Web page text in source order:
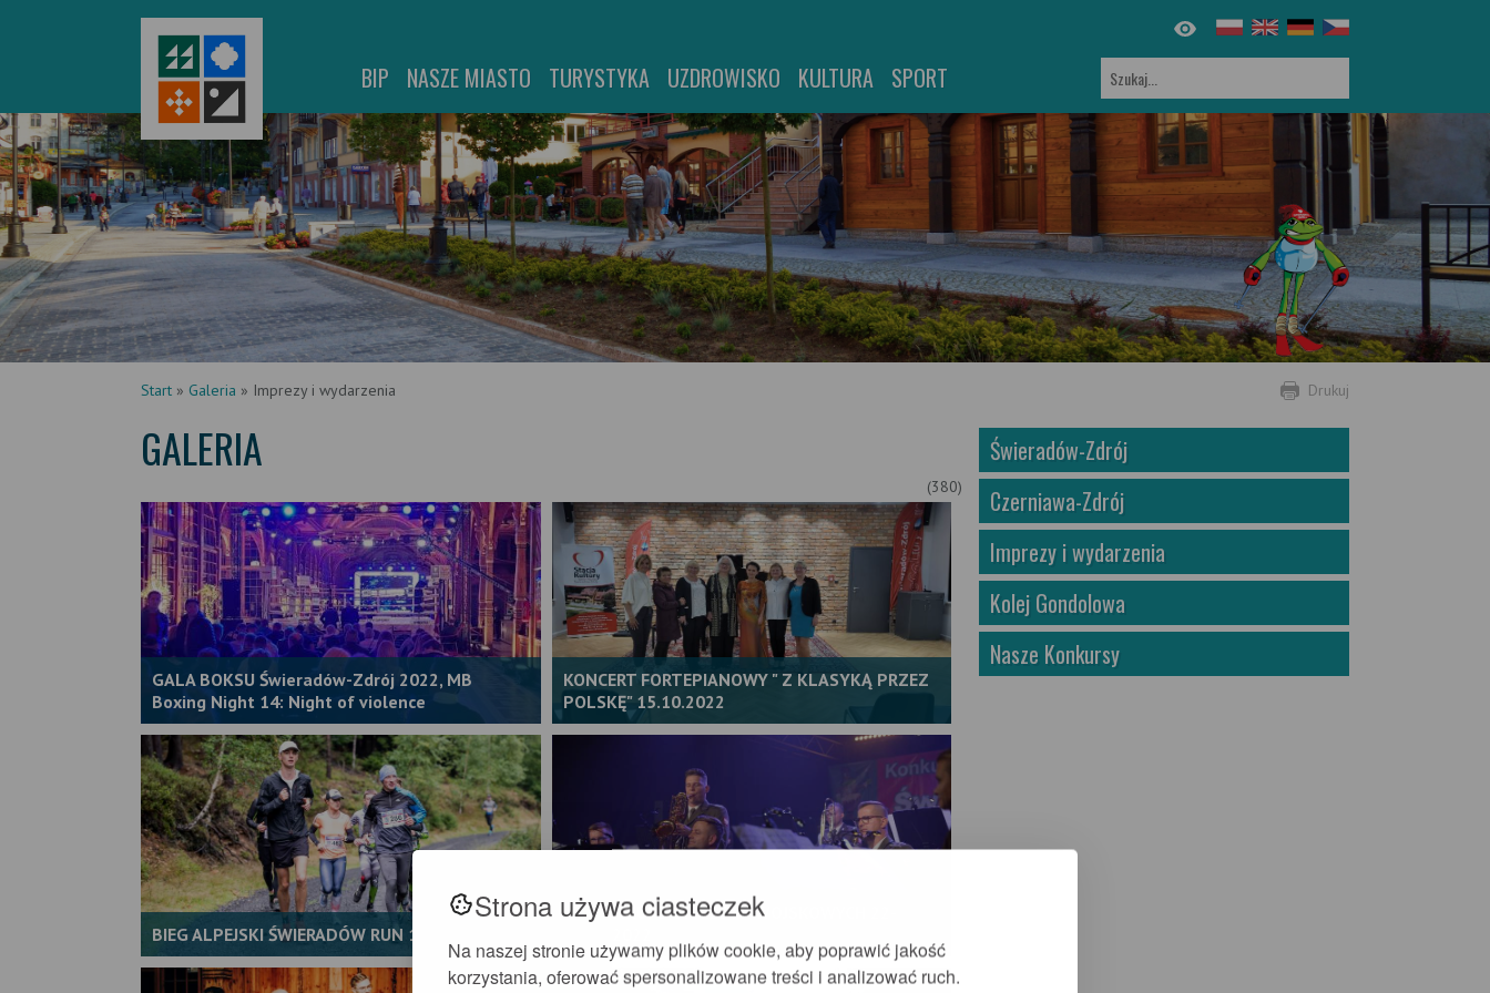
Strona używa ciasteczek
Na naszej stronie używamy plików cookie, aby poprawić jakość
korzystania, oferować spersonalizowane treści i analizować ruch.
BIP NASZE MIASTO TURYSTYKA UZDROWISKO KULTURA SPORT
Drukuj
Start » Galeria » Imprezy i wydarzenia
GALERIA
(380)
GALA BOKSU Świeradów-Zdrój 2022, MB
Boxing Night 14: Night of violence
KONCERT FORTEPIANOWY " Z KLASYKĄ PRZEZ
POLSKĘ" 15.10.2022
BIEG ALPEJSKI ŚWIERADÓW RUN 18.09.2022
56. KONKURS ORKIESTR WOJSKOWYCH 22-
Świeradów-Zdrój
Czerniawa-Zdrój
Imprezy i wydarzenia
Kolej Gondolowa
Nasze Konkursy